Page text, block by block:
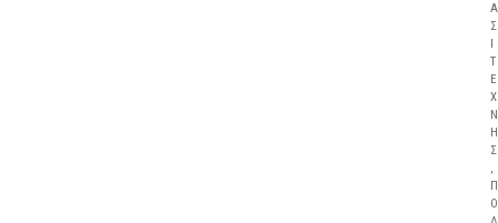
Α
Σ
Τ
Ε
Χ
Ν
Η
Σ
,
Π
Ο